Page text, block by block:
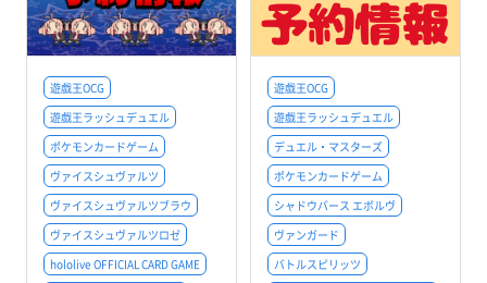
遊戯王OCG
遊戯王ラッシュデュエル
ポケモンカードゲーム
ヴァイスシュヴァルツ
ヴァイスシュヴァルツブラウ
ヴァイスシュヴァルツロゼ
hololive OFFICIAL CARD GAME
遊戯王OCG
遊戯王ラッシュデュエル
デュエル・マスターズ
ポケモンカードゲーム
シャドウバース エボルヴ
ヴァンガード
バトルスピリッツ